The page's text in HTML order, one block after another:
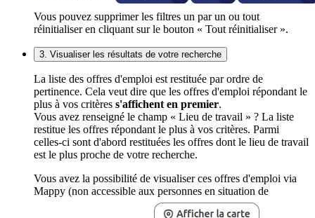
Vous pouvez supprimer les filtres un par un ou tout
réinitialiser en cliquant sur le bouton « Tout réinitialiser ».
3. Visualiser les résultats de votre recherche
La liste des offres d'emploi est restituée par ordre de
pertinence. Cela veut dire que les offres d'emploi répondant le
plus à vos critères s'affichent en premier.
Vous avez renseigné le champ « Lieu de travail » ? La liste
restitue les offres répondant le plus à vos critères. Parmi
celles-ci sont d'abord restituées les offres dont le lieu de travail
est le plus proche de votre recherche.
Vous avez la possibilité de visualiser ces offres d'emploi via
Mappy (non accessible aux personnes en situation de